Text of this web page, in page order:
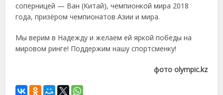
соперницей — Ван (Китай), чемпионкой мира 2018
года, призёром чемпионатов Азии и мира.
Мы верим в Надежду и желаем ей яркой победы на
мировом ринге! Поддержим нашу спортсменку!
фото olympic.kz